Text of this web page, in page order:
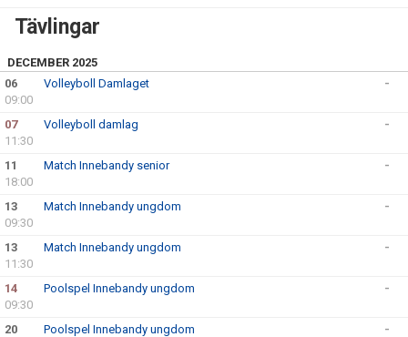
Tävlingar
DECEMBER 2025
06
09:00
Volleyboll Damlaget -
07
11:30
Volleyboll damlag -
11
18:00
Match Innebandy senior -
13
09:30
Match Innebandy ungdom -
13
11:30
Match Innebandy ungdom -
14
09:30
Poolspel Innebandy ungdom -
20
Poolspel Innebandy ungdom -